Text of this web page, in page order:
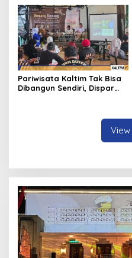
Pariwisata Kaltim Tak Bisa
Dibangun Sendiri, Dispar